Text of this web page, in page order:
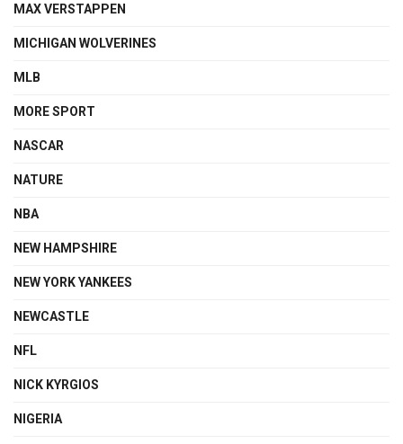
MAX VERSTAPPEN
MICHIGAN WOLVERINES
MLB
MORE SPORT
NASCAR
NATURE
NBA
NEW HAMPSHIRE
NEW YORK YANKEES
NEWCASTLE
NFL
NICK KYRGIOS
NIGERIA